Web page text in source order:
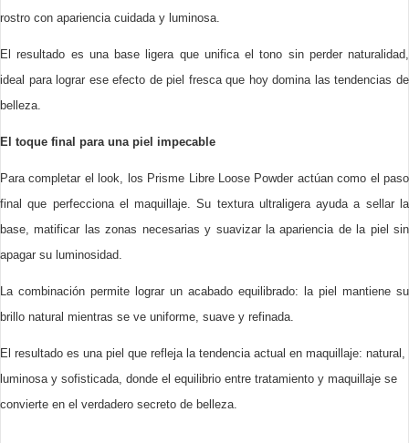
rostro con apariencia cuidada y luminosa.
El resultado es una base ligera que unifica el tono sin perder naturalidad,
ideal para lograr ese efecto de piel fresca que hoy domina las tendencias de
belleza.
El toque final para una piel impecable
Para completar el look, los Prisme Libre Loose Powder actúan como el paso
final que perfecciona el maquillaje. Su textura ultraligera ayuda a sellar la
base, matificar las zonas necesarias y suavizar la apariencia de la piel sin
apagar su luminosidad.
La combinación permite lograr un acabado equilibrado: la piel mantiene su
brillo natural mientras se ve uniforme, suave y refinada.
El resultado es una piel que refleja la tendencia actual en maquillaje: natural,
luminosa y sofisticada, donde el equilibrio entre tratamiento y maquillaje se
convierte en el verdadero secreto de belleza.